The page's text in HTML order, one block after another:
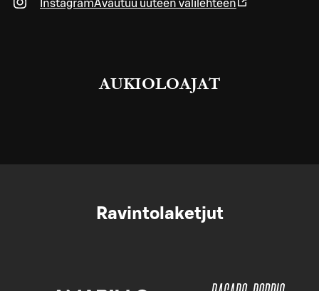
InstagramAvautuu uuteen välilehteen
AUKIOLOAJAT
Ravintolaketjut